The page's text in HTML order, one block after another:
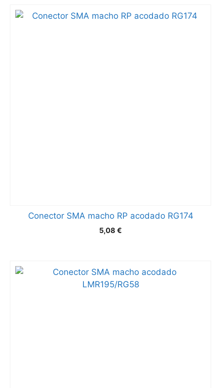
Conector SMA macho RP acodado RG174
5,08 €